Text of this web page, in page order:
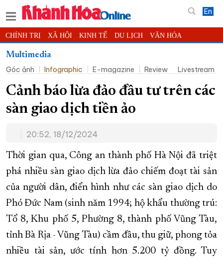
En
CHÍNH TRỊ XÃ HỘI KINH TẾ DU LỊCH VĂN HÓA
THỂ THAO ĐỜI SỐNG
KHOA HỌC - CÔNG NGHỆ PHÁP LUẬT BẠN ĐỌC PHÓNG SỰ
THẾ GIỚI MULTIMEDIA VIDEO ĐỌC BÁO ONLINE
PODCAST THÔNG TIN - QUẢNG CÁO
TRƯỜNG SA BIỂN ĐẢO QUÊ HƯƠNG
CHUNG TAY CẢI CÁCH HÀNH CHÍNH
XÂY DỰNG NÔNG THÔN MỚI LỊCH CẮT ĐIỆN
TÀU - XE - MÁY BAY
KỶ NIỆM 370 NĂM XÂY DỰNG VÀ PHÁT TRIỂN TỈNH KHÁNH HÒA
KHOẢNH KHẮC ĐẸP XỨ TRẦM
XÂY DỰNG KHÁNH HÒA TRỞ THÀNH THÀNH PHỐ TRỰC THUỘC
ĐẠI HỘI ĐẢNG CÁC CẤP TRANG CHỦ VỀ BÁO KHÁNH HÒA
Multimedia
Góc ảnh
Infographic E-magazine Review Livestream
Cảnh báo lừa đảo đầu tư trên các
sàn giao dịch tiền ảo
20:52, 18/12/2024
Thời gian qua, Công an thành phố Hà Nội đã triệt
phá nhiều sàn giao dịch lừa đảo chiếm đoạt tài sản
của người dân, điển hình như các sàn giao dịch do
Phó Đức Nam (sinh năm 1994; hộ khẩu thường trú:
Tổ 8, Khu phố 5, Phường 8, thành phố Vũng Tàu,
tỉnh Bà Rịa - Vũng Tàu) cầm đầu, thu giữ, phong tỏa
nhiều tài sản, ước tính hơn 5.200 tỷ đồng. Tuy